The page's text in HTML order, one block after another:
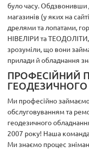
було часу. Обдзвонивши
магазинів (у яких на
дрелями та лопатами,
НІВЕЛІРИ та
зрозуміли, що вони
прилади й обладнання
ПРОФЕСІЙНИЙ
Ми професійно
обслуговуванням та
геодезичного
2007 року! Наша команда
Ми знаємо процес